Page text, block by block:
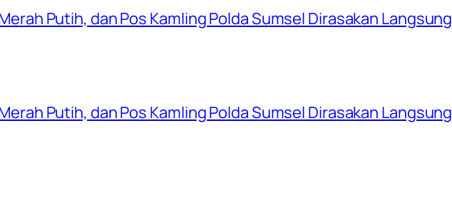
Putih, dan Pos Kamling Polda Sumsel Dirasakan Langsung
Putih, dan Pos Kamling Polda Sumsel Dirasakan Langsung